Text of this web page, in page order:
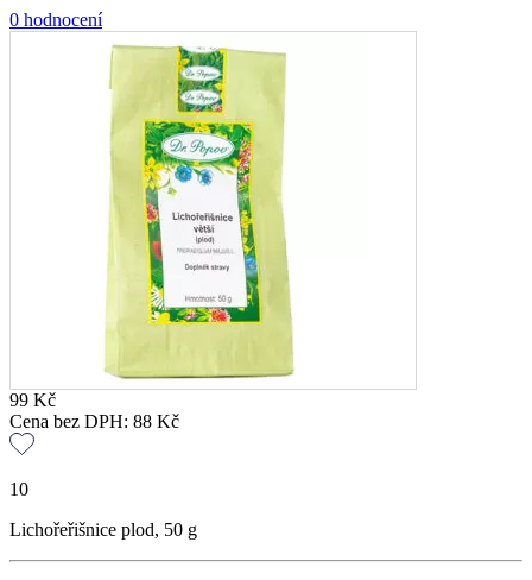
0 hodnocení
99 Kč
Cena bez DPH: 88 Kč
10
Lichořeřišnice plod, 50 g